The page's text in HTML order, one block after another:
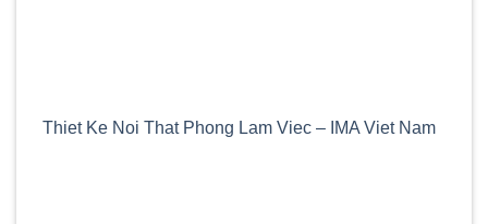
Thiet Ke Noi That Phong Lam Viec – IMA Viet Nam